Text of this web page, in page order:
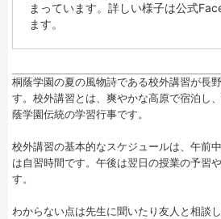
まっています。詳しい様子は公式
ます。
桐蔭学園の夏の風物詩である校外講習が長
す。校外講習とは、爽やかな高原で宿泊し
蔭学園伝統の学習行事です。
校外講習の基本的なスケジュールは、午前
は自習時間です。午後は翌日の授業の予習
す。
わからない点は先生に聞いたり友人と相談